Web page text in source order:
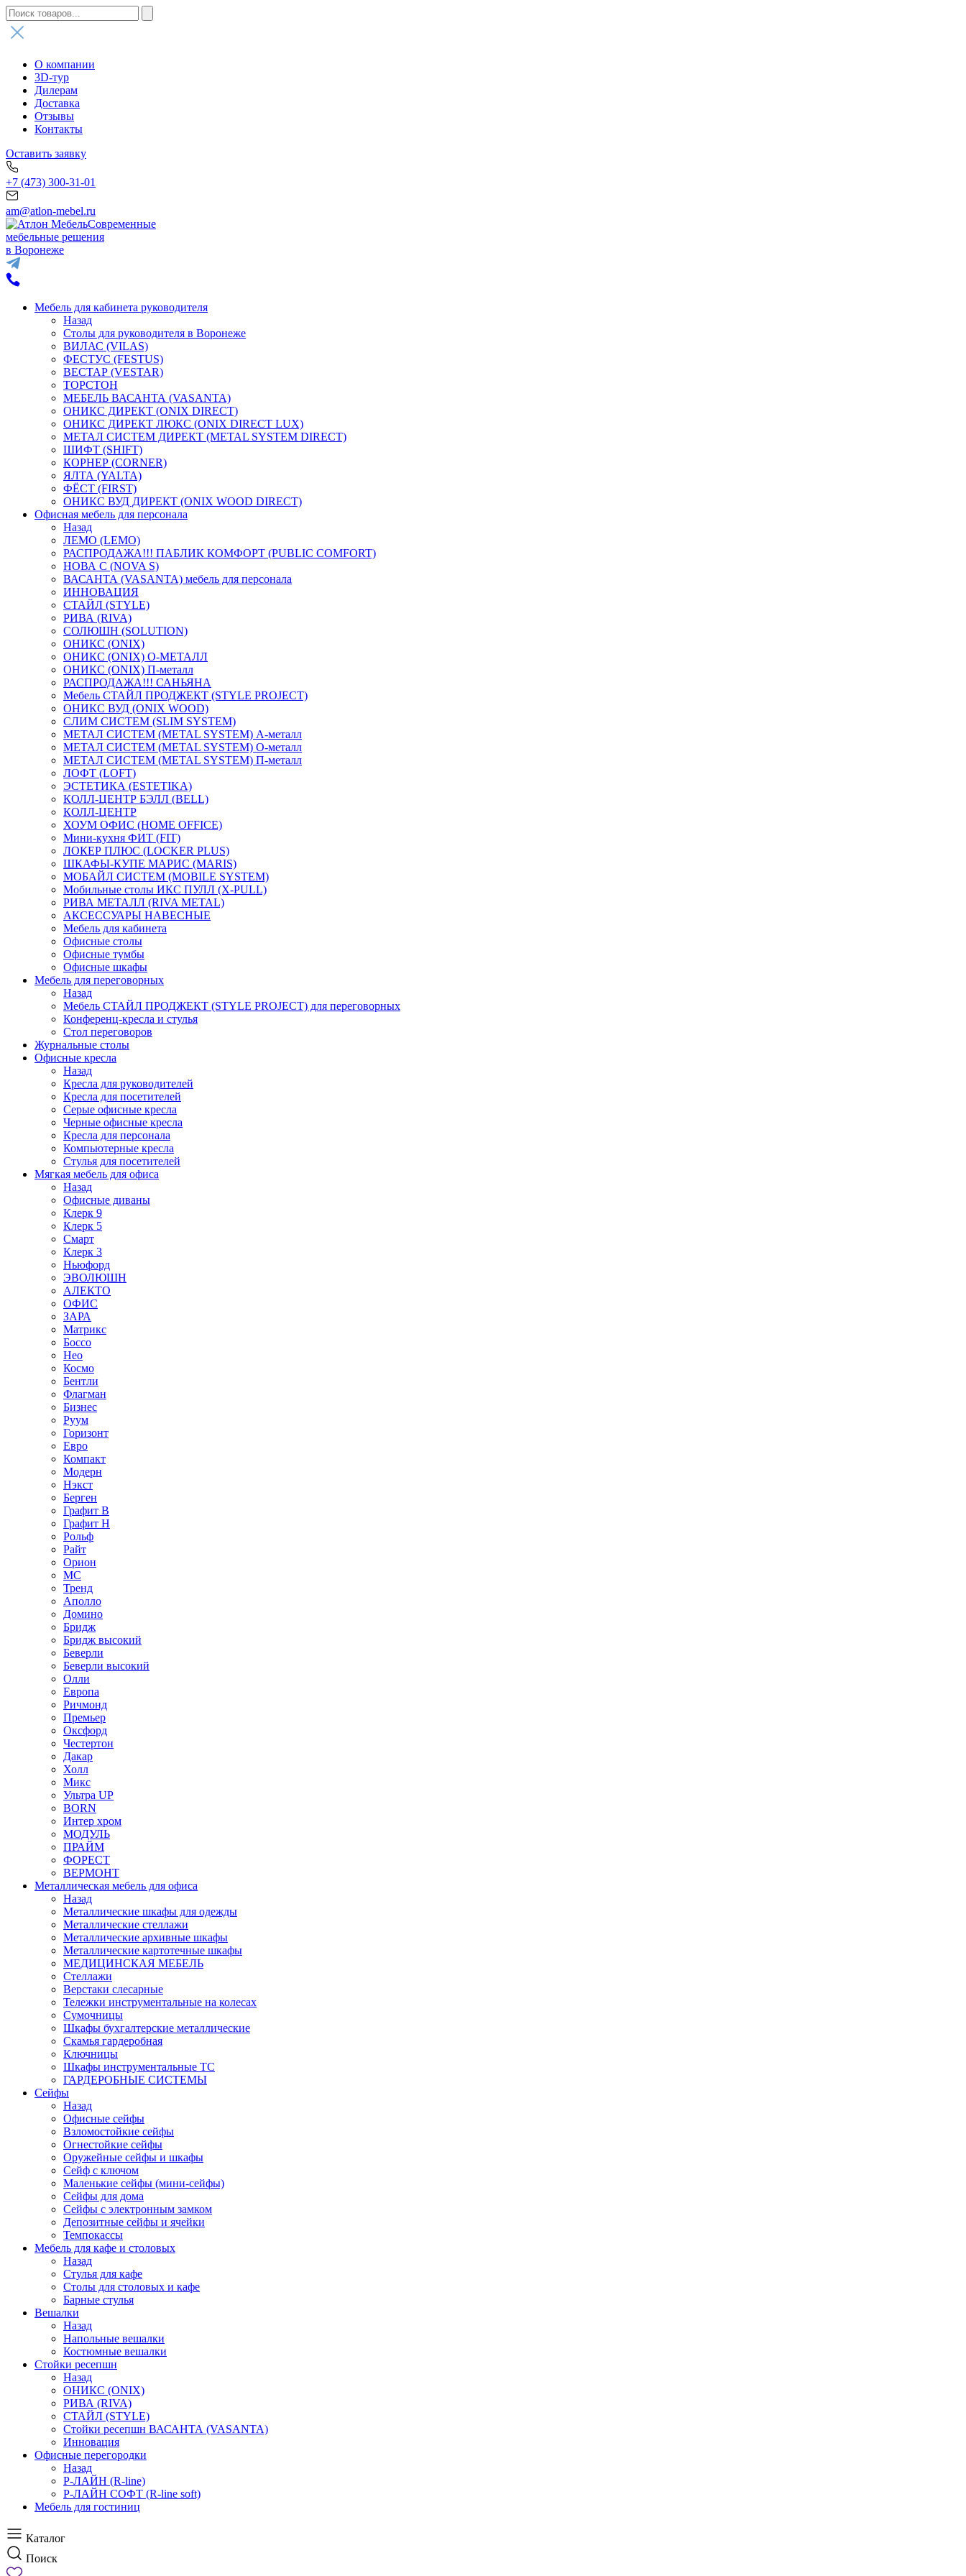
О компании
3D-тур
Дилерам
Доставка
Отзывы
Контакты
Оставить заявку
+7 (473) 300-31-01
am@atlon-mebel.ru
Современные
мебельные решения
в Воронеже
Мебель для кабинета руководителя
Назад
Столы для руководителя в Воронеже
ВИЛАС (VILAS)
ФЕСТУС (FESTUS)
ВЕСТАР (VESTAR)
ТОРСТОН
МЕБЕЛЬ ВАСАНТА (VASANTA)
ОНИКС ДИРЕКТ (ONIX DIRECT)
ОНИКС ДИРЕКТ ЛЮКС (ONIX DIRECT LUX)
МЕТАЛ СИСТЕМ ДИРЕКТ (METAL SYSTEM DIRECT)
ШИФТ (SHIFT)
КОРНЕР (CORNER)
ЯЛТА (YALTA)
ФЁСТ (FIRST)
ОНИКС ВУД ДИРЕКТ (ONIX WOOD DIRECT)
Офисная мебель для персонала
Назад
ЛЕМО (LEMO)
РАСПРОДАЖА!!! ПАБЛИК КОМФОРТ (PUBLIC COMFORT)
НОВА С (NOVA S)
ВАСАНТА (VASANTA) мебель для персонала
ИННОВАЦИЯ
СТАЙЛ (STYLE)
РИВА (RIVA)
СОЛЮШН (SOLUTION)
ОНИКС (ONIX)
ОНИКС (ONIX) O-МЕТАЛЛ
ОНИКС (ONIX) П-металл
РАСПРОДАЖА!!! САНЬЯНА
Мебель СТАЙЛ ПРОДЖЕКТ (STYLE PROJECT)
ОНИКС ВУД (ONIX WOOD)
СЛИМ СИСТЕМ (SLIM SYSTEM)
МЕТАЛ СИСТЕМ (METAL SYSTEM) А-металл
МЕТАЛ СИСТЕМ (METAL SYSTEM) О-металл
МЕТАЛ СИСТЕМ (METAL SYSTEM) П-металл
ЛОФТ (LOFT)
ЭСТЕТИКА (ESTETIKA)
КОЛЛ-ЦЕНТР БЭЛЛ (BELL)
КОЛЛ-ЦЕНТР
ХОУМ ОФИС (HOME OFFICE)
Мини-кухня ФИТ (FIT)
ЛОКЕР ПЛЮС (LOCKER PLUS)
ШКАФЫ-КУПЕ МАРИС (MARIS)
МОБАЙЛ СИСТЕМ (MOBILE SYSTEM)
Мобильные столы ИКС ПУЛЛ (X-PULL)
РИВА МЕТАЛЛ (RIVA METAL)
АКСЕССУАРЫ НАВЕСНЫЕ
Мебель для кабинета
Офисные столы
Офисные тумбы
Офисные шкафы
Мебель для переговорных
Назад
Мебель СТАЙЛ ПРОДЖЕКТ (STYLE PROJECT) для переговорных
Конференц-кресла и стулья
Стол переговоров
Журнальные столы
Офисные кресла
Назад
Кресла для руководителей
Кресла для посетителей
Серые офисные кресла
Черные офисные кресла
Кресла для персонала
Компьютерные кресла
Стулья для посетителей
Мягкая мебель для офиса
Назад
Офисные диваны
Клерк 9
Клерк 5
Смарт
Клерк 3
Ньюфорд
ЭВОЛЮШН
АЛЕКТО
ОФИС
ЗАРА
Матрикс
Боссо
Нео
Космо
Бентли
Флагман
Бизнес
Руум
Горизонт
Евро
Компакт
Модерн
Нэкст
Берген
Графит В
Графит Н
Рольф
Райт
Орион
МС
Тренд
Аполло
Домино
Бридж
Бридж высокий
Беверли
Беверли высокий
Олли
Европа
Ричмонд
Премьер
Оксфорд
Честертон
Дакар
Холл
Микс
Ультра UP
BORN
Интер хром
МОДУЛЬ
ПРАЙМ
ФОРЕСТ
ВЕРМОНТ
Металлическая мебель для офиса
Назад
Металлические шкафы для одежды
Металлические стеллажи
Металлические архивные шкафы
Металлические картотечные шкафы
МЕДИЦИНСКАЯ МЕБЕЛЬ
Стеллажи
Верстаки слесарные
Тележки инструментальные на колесах
Сумочницы
Шкафы бухгалтерские металлические
Скамья гардеробная
Ключницы
Шкафы инструментальные ТС
ГАРДЕРОБНЫЕ СИСТЕМЫ
Сейфы
Назад
Офисные сейфы
Взломостойкие сейфы
Огнестойкие сейфы
Оружейные сейфы и шкафы
Сейф с ключом
Маленькие сейфы (мини-сейфы)
Сейфы для дома
Сейфы с электронным замком
Депозитные сейфы и ячейки
Темпокассы
Мебель для кафе и столовых
Назад
Стулья для кафе
Столы для столовых и кафе
Барные стулья
Вешалки
Назад
Напольные вешалки
Костюмные вешалки
Стойки ресепшн
Назад
ОНИКС (ONIX)
РИВА (RIVA)
СТАЙЛ (STYLE)
Стойки ресепшн ВАСАНТА (VASANTA)
Инновация
Офисные перегородки
Назад
Р-ЛАЙН (R-line)
Р-ЛАЙН СОФТ (R-line soft)
Мебель для гостиниц
Каталог
Поиск